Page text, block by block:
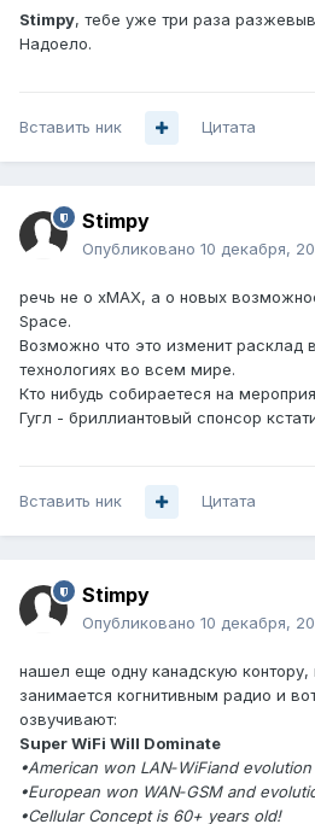
Stimpy, тебе уже три раза
Надоело.
Вставить ник Цитата
Stimpy
Опубликовано 10 декабря,
речь не о xMAX, а о новых
Space.
Возможно что это изменит расклад
технологиях во всем мире.
Кто нибудь собираетеся на
Гугл - бриллиантовый спонсор
Вставить ник Цитата
Stimpy
Опубликовано 10 декабря,
нашел еще одну канадскую контору,
занимается когнитивным радио и
озвучивают:
Super WiFi Will Dominate
•American won LAN‐WiFiand evolution
•European won WAN‐GSM and
•Cellular Concept is 60+ years old!